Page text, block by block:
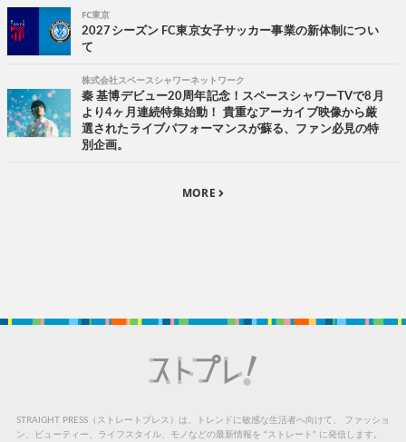
FC東京
2027シーズン FC東京女子サッカー事業の新体制につい
て
株式会社スペースシャワーネットワーク
秦 基博デビュー20周年記念！スペースシャワーTVで8月
より4ヶ月連続特集始動！ 貴重なアーカイブ映像から厳
選されたライブパフォーマンスが蘇る、ファン必見の特
別企画。
MORE
STRAIGHT PRESS（ストレートプレス）は、トレンドに敏感な生活者へ向けて、
ファッショ
ン、ビューティー、ライフスタイル、モノなどの最新情報を “ストレート” に発信します。